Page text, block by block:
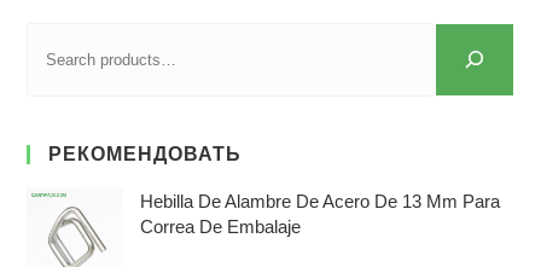
РЕКОМЕНДОВАТЬ
Hebilla De Alambre De Acero De 13 Mm Para
Correa De Embalaje